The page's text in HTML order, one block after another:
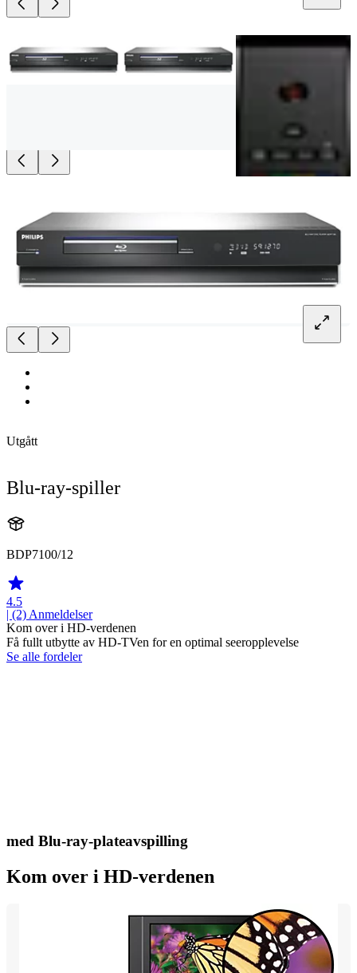
Utgått
Blu-ray-spiller
BDP7100/12
4.5
| (2)Anmeldelser
Kom over i HD-verdenen
Få fullt utbytte av HD-TVen for en optimal seeropplevelse
Se alle fordeler
med Blu-ray-plateavspilling
Kom over i HD-verdenen